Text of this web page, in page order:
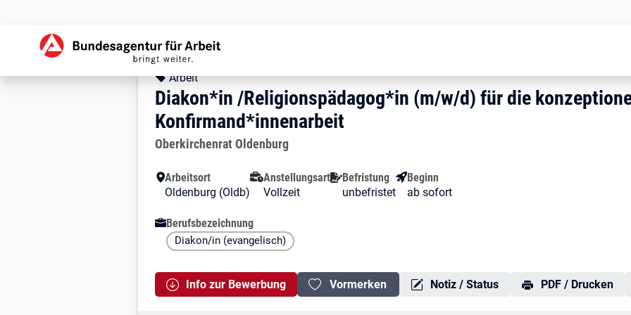
Stellendetails zu: Diakon*in /Religionspädagog*in
Diakon*in /Religionspädagog*in (m/w/d) für
Diakon*in /Religionspädagog*in (m/w/d) für die
Kopfbereich
Angebotsart:
Arbeit
Diakon*in /Religionspädagog*in (m/w/d) für die
Konfirmand*innenarbeit
Arbeitgeber:
Oberkirchenrat Oldenburg
Besondere Merkmale
Arbeitsort
Oldenburg (Oldb)
Anstellungsart
Vollzeit
Befristung
unbefristet
Beginn
ab sofort
Berufsbezeichnung
Diakon/in (evangelisch)
Info zur Bewerbung Vormerken Notiz / Status PDF / Drucken